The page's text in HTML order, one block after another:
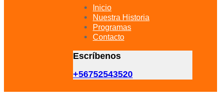
Inicio
Nuestra Historia
Programas
Contacto
Escríbenos
+56752543520